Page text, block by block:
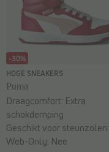
-30%
HOGE SNEAKERS
Puma
Draagcomfort: Extra
schokdemping
Geschikt voor steunzolen:
Web-Only: Nee